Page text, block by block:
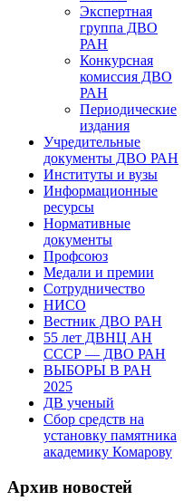
Экспертная
группа ДВО
РАН
Конкурсная
комиссия ДВО
РАН
Периодические
издания
Учредительные
документы ДВО РАН
Институты и вузы
Информационные
ресурсы
Нормативные
документы
Профсоюз
Медали и премии
Сотрудничество
НИСО
Вестник ДВО РАН
55 лет ДВНЦ АН
СССР — ДВО РАН
ВЫБОРЫ В РАН
2025
ДВ ученый
Сбор средств на
установку памятника
академику Комарову
Архив новостей